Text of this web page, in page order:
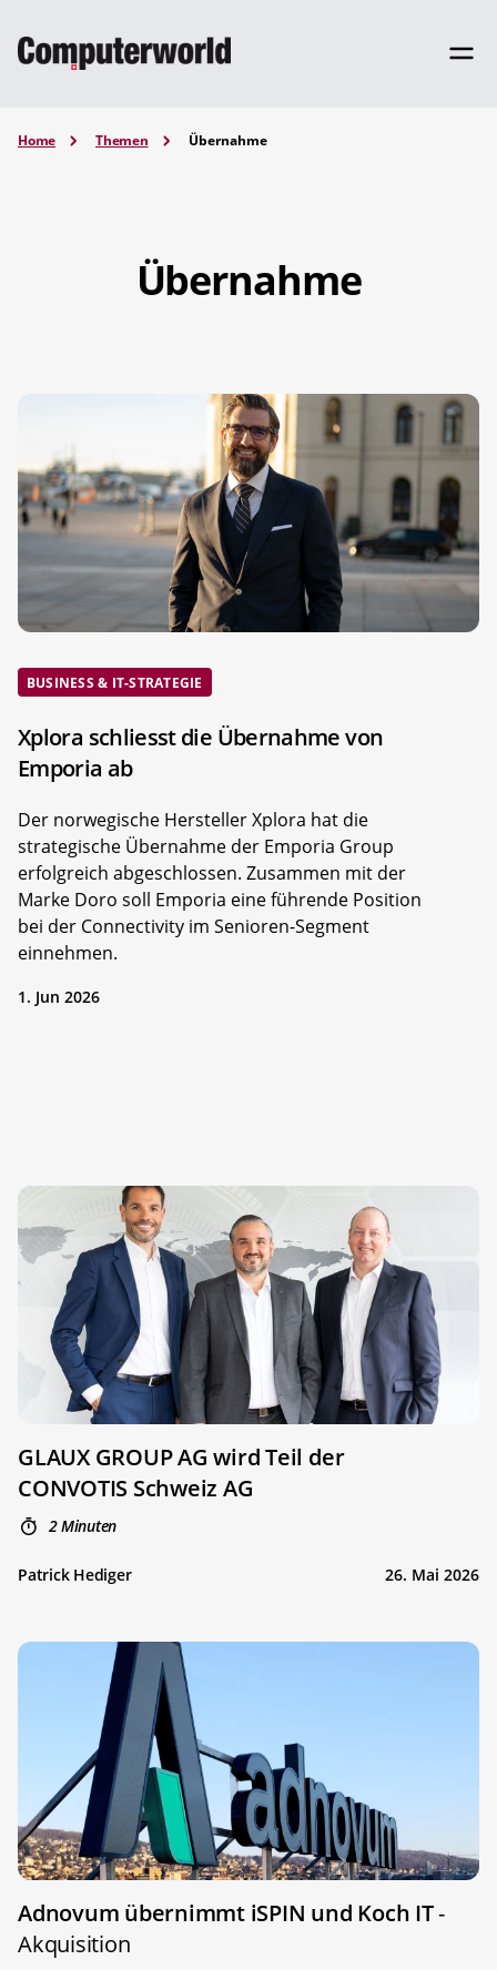
Home Themen Übernahme
Übernahme
BUSINESS & IT-STRATEGIE
Xplora schliesst die Übernahme von
Emporia ab
Der norwegische Hersteller Xplora hat die
strategische Übernahme der Emporia Group
erfolgreich abgeschlossen. Zusammen mit der
Marke Doro soll Emporia eine führende Position
bei der Connectivity im Senioren-Segment
einnehmen.
1. Jun 2026
GLAUX GROUP AG wird Teil der
CONVOTIS Schweiz AG
2 Minuten
Patrick Hediger 26. Mai 2026
Adnovum übernimmt iSPIN und Koch IT-
Akquisition